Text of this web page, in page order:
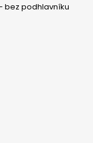
bez podhlavníku